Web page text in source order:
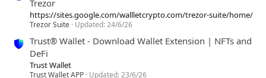
Trezor
https://sites.google.com/wallletcrypto.com/trezor-suite/home/
Trezor Suite Updated:24/6/26
Trust® Wallet - Download Wallet Extension | NFTs and
DeFi
Trust Wallet
Trust Wallet APP Updated:23/6/26